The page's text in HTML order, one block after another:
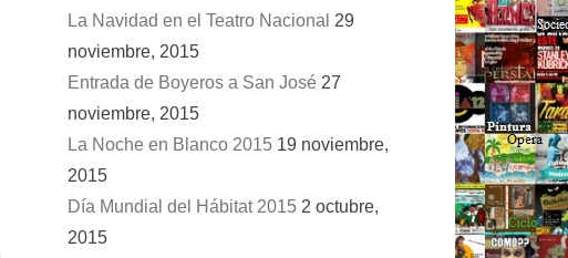
La Navidad en el Teatro Nacional 29
noviembre, 2015
Entrada de Boyeros a San José 27
noviembre, 2015
La Noche en Blanco 2015 19 noviembre,
2015
Día Mundial del Hábitat 2015 2 octubre,
2015